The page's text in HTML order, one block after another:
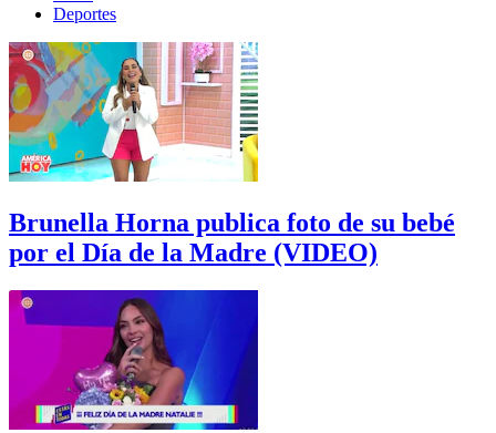
Deportes
Brunella Horna publica foto de su bebé
por el Día de la Madre (VIDEO)